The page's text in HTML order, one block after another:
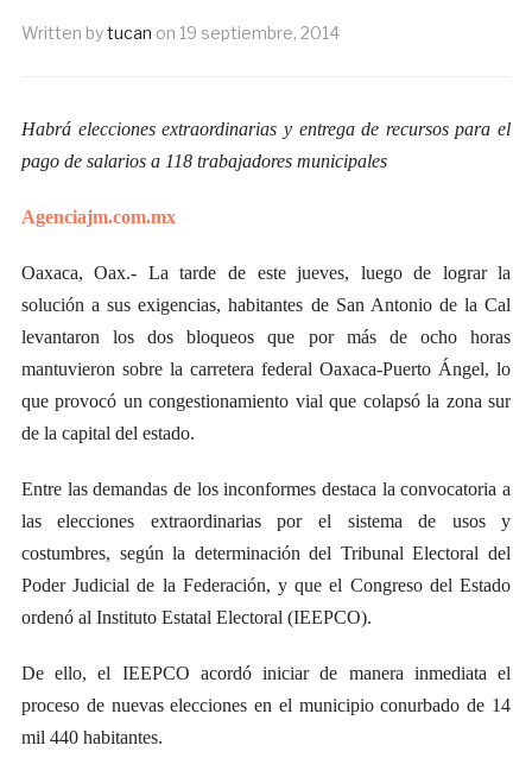
Written bytucan on 19 septiembre, 2014
Habrá elecciones extraordinarias y entrega de recursos para el
pago de salarios a 118 trabajadores municipales
Agenciajm.com.mx
Oaxaca, Oax.- La tarde de este jueves, luego de lograr la
solución a sus exigencias, habitantes de San Antonio de la Cal
levantaron los dos bloqueos que por más de ocho horas
mantuvieron sobre la carretera federal Oaxaca-Puerto Ángel, lo
que provocó un congestionamiento vial que colapsó la zona sur
de la capital del estado.
Entre las demandas de los inconformes destaca la convocatoria a
las elecciones extraordinarias por el sistema de usos y
costumbres, según la determinación del Tribunal Electoral del
Poder Judicial de la Federación, y que el Congreso del Estado
ordenó al Instituto Estatal Electoral (IEEPCO).
De ello, el IEEPCO acordó iniciar de manera inmediata el
proceso de nuevas elecciones en el municipio conurbado de 14
mil 440 habitantes.